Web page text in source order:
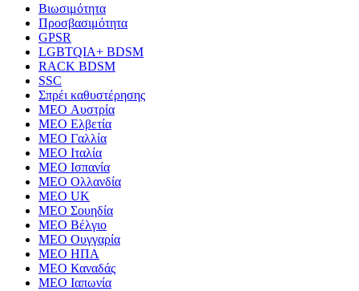
Βιωσιμότητα
Προσβασιμότητα
GPSR
LGBTQIA+ BDSM
RACK BDSM
SSC
Σπρέι καθυστέρησης
MEO Αυστρία
MEO Ελβετία
MEO Γαλλία
MEO Ιταλία
MEO Ισπανία
MEO Ολλανδία
MEO UK
MEO Σουηδία
MEO Βέλγιο
MEO Ουγγαρία
MEO ΗΠΑ
MEO Καναδάς
MEO Ιαπωνία